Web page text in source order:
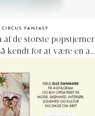
FANTASY
de største popstjerner
kendt for at være en af
Siden Britneys
2004, har hun stort set
har hun i alt lavet
ikoniske
som eksisterer i